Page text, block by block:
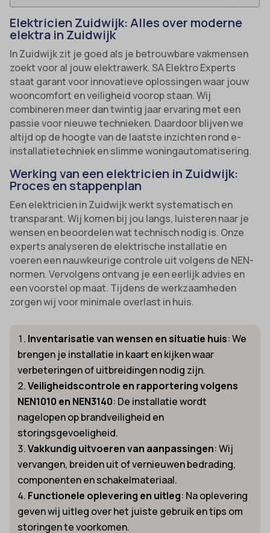
Elektricien Zuidwijk: Alles over moderne
elektra in Zuidwijk
In Zuidwijk zit je goed als je betrouwbare vakmensen
zoekt voor al jouw elektrawerk. SA Elektro Experts
staat garant voor innovatieve oplossingen waar jouw
wooncomfort en veiligheid voorop staan. Wij
combineren meer dan twintig jaar ervaring met een
passie voor nieuwe technieken. Daardoor blijven we
altijd op de hoogte van de laatste inzichten rond e-
installatietechniek en slimme woningautomatisering.
Werking van een elektricien in Zuidwijk:
Proces en stappenplan
Een elektricien in Zuidwijk werkt systematisch en
transparant. Wij komen bij jou langs, luisteren naar je
wensen en beoordelen wat technisch nodig is. Onze
experts analyseren de elektrische installatie en
voeren een nauwkeurige controle uit volgens de NEN-
normen. Vervolgens ontvang je een eerlijk advies en
een voorstel op maat. Tijdens de werkzaamheden
zorgen wij voor minimale overlast in huis.
Inventarisatie van wensen en situatie huis: We
brengen je installatie in kaart en kijken waar
verbeteringen of uitbreidingen nodig zijn.
Veiligheidscontrole en rapportering volgens
NEN1010 en NEN3140: De installatie wordt
nagelopen op brandveiligheid en
storingsgevoeligheid.
Vakkundig uitvoeren van aanpassingen: Wij
vervangen, breiden uit of vernieuwen bedrading,
componenten en schakelmateriaal.
Functionele oplevering en uitleg: Na oplevering
geven wij uitleg over het juiste gebruik en tips om
storingen te voorkomen.